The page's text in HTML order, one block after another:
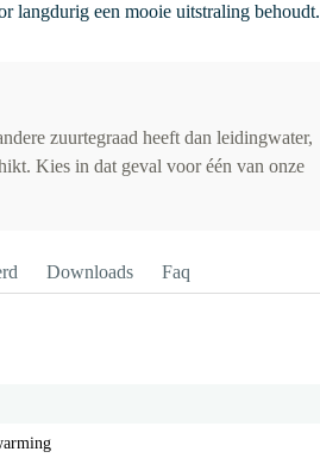
langdurig een mooie uitstraling behoudt.
zuurtegraad heeft dan leidingwater,
Kies in dat geval voor één van onze
Downloads Faq